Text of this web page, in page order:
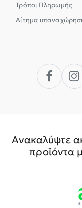
Τρόποι Πληρωμής
Αίτημα
Ανακαλύψτε
προϊόντα